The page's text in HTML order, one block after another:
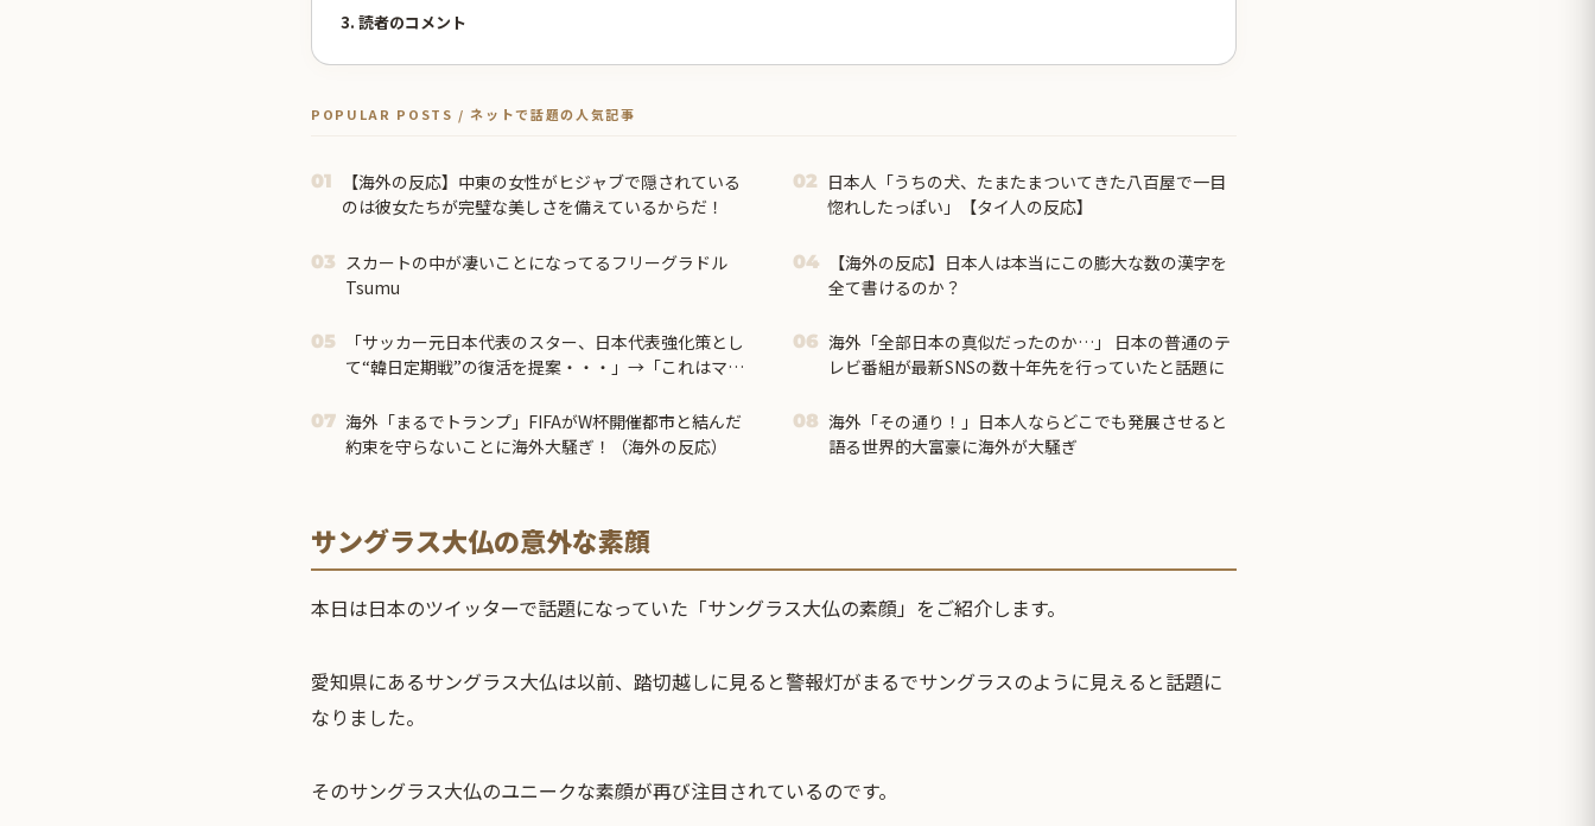
3. 読者のコメント
POPULAR POSTS / ネットで話題の人気記事
01
【海外の反応】中東の女性がヒジャブで隠されている
のは彼女たちが完璧な美しさを備えているからだ！
02
日本人「うちの犬、たまたまついてきた八百屋で一目
惚れしたっぽい」【タイ人の反応】
03
スカートの中が凄いことになってるフリーグラドル
Tsumu
04
【海外の反応】日本人は本当にこの膨大な数の漢字を
全て書けるのか？
05
「サッカー元日本代表のスター、日本代表強化策とし
て“韓日定期戦”の復活を提案・・・」→「これはマジ
ろうね 10年後にやらないか？」「やめてくれ、勝って
も負けても後味が悪い」
06 海外「全部日本の真似だったのか…」 日本の普通のテ
レビ番組が最新SNSの数十年先を行っていたと話題に
07 海外「まるでトランプ」FIFAがW杯開催都市と結んだ
約束を守らないことに海外大騒ぎ！（海外の反応）
08 海外「その通り！」日本人ならどこでも発展させると
語る世界的大富豪に海外が大騒ぎ
サングラス大仏の意外な素顔
本日は日本のツイッターで話題になっていた「サングラス大仏の素顔」をご紹介します。
愛知県にあるサングラス大仏は以前、踏切越しに見ると警報灯がまるでサングラスのように見えると話題に
なりました。
そのサングラス大仏のユニークな素顔が再び注目されているのです。